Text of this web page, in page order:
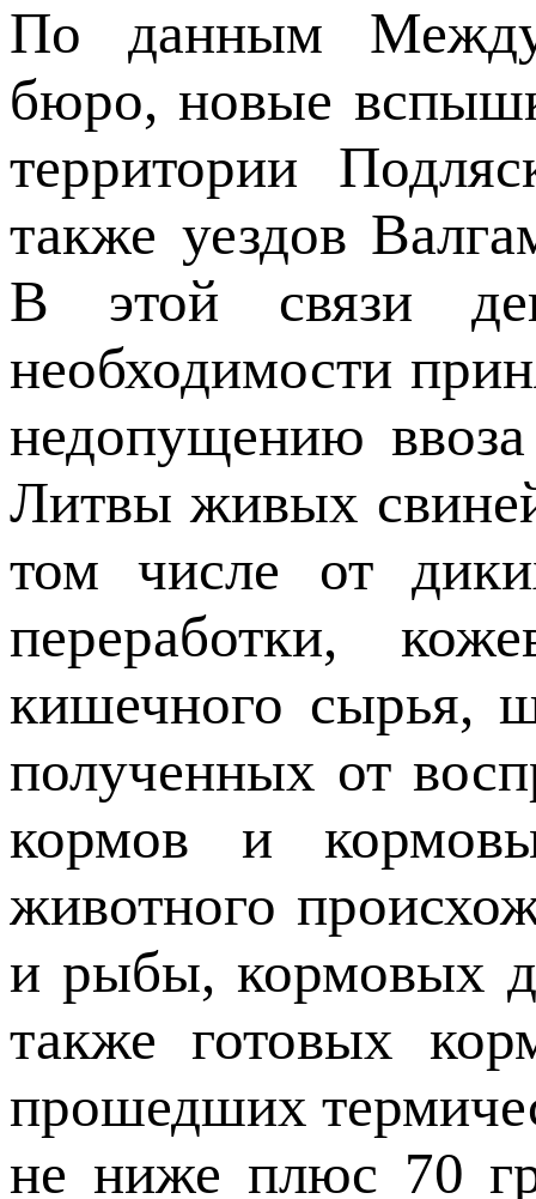
По данным
бюро, новые
территории
также уездов
В этой связи
необходимости
недопущению
Литвы живых
том числе от
переработки,
кишечного сырья,
полученных от
кормов и
животного
и рыбы, кормовых
также готовых
прошедших
не ниже плюс 70